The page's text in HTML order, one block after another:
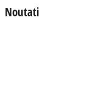
Noutati